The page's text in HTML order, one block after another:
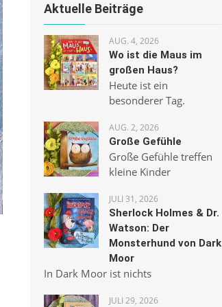
Aktuelle Beiträge
AUG. 4, 2026
Wo ist die Maus im
großen Haus?
Heute ist ein
besonderer Tag.
AUG. 2, 2026
Große Gefühle
Große Gefühle treffen
kleine Kinder
JULI 31, 2026
Sherlock Holmes & Dr.
Watson: Der
Monsterhund von Dark
Moor
In Dark Moor ist nichts
JULI 29, 2026